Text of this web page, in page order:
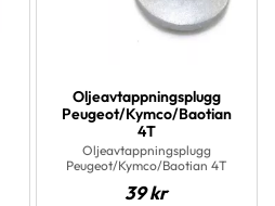
Oljeavtappningsplugg
Peugeot/Kymco/Baotian
4T
Oljeavtappningsplugg
Peugeot/Kymco/Baotian 4T
39kr